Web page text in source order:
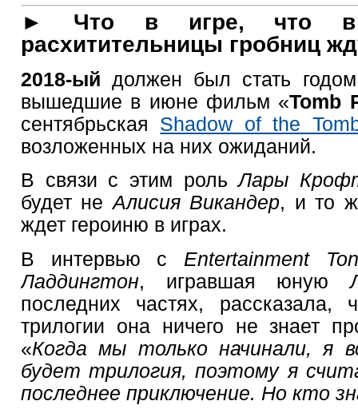
► Что в игре, что в
расхитительницы гробниц
2018-ый должен был стать
вышедшие в июне фильм «Tomb
сентябрьская Shadow of the
возложенных на них ожиданий.
В связи с этим рольЛары
будет неАлисия Викандер, и то
ждет героиню в играх.
В интервью с Entertainment
Ладдингтон, игравшая юную
последних частях, рассказала,
трилогии она ничего не знает
«Когда мы только начинали, я
будет трилогия, поэтому я
последнее приключение. Но кто